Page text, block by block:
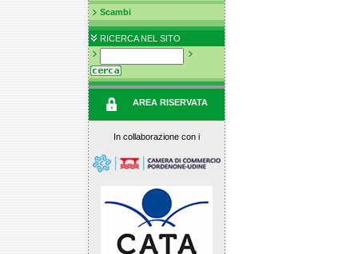
Scambi
RICERCA NEL SITO
AREA RISERVATA
In collaborazione con i